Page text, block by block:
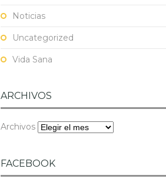
Noticias
Uncategorized
Vida Sana
ARCHIVOS
Archivos
FACEBOOK